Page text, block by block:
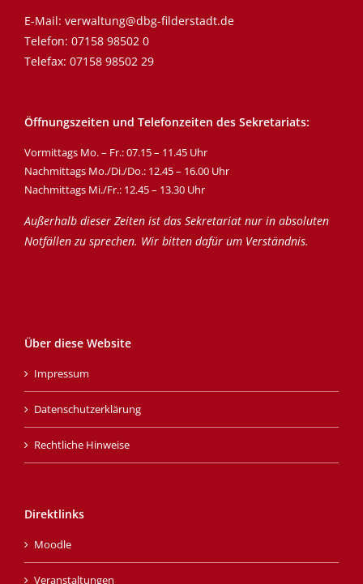
E-Mail: verwaltung@dbg-filderstadt.de
Telefon: 07158 98502 0
Telefax: 07158 98502 29
Öffnungszeiten und Telefonzeiten des Sekretariats:
Vormittags Mo. – Fr.: 07.15 – 11.45 Uhr
Nachmittags Mo./Di./Do.: 12.45 – 16.00 Uhr
Nachmittags Mi./Fr.: 12.45 – 13.30 Uhr
Außerhalb dieser Zeiten ist das Sekretariat nur in absoluten
Notfällen zu sprechen. Wir bitten dafür um Verständnis.
Über diese Website
Impressum
Datenschutzerklärung
Rechtliche Hinweise
Direktlinks
Moodle
Veranstaltungen